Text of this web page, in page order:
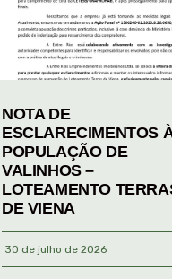
NOTA DE
ESCLARECIMENTOS
POPULAÇÃO DE
VALINHOS –
LOTEAMENTO
DE VIENA
30 de julho de 2026